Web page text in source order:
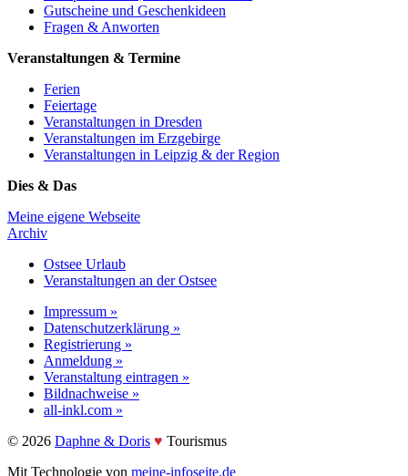
Gutscheine und Geschenkideen
Fragen & Anworten
Veranstaltungen & Termine
Ferien
Feiertage
Veranstaltungen in Dresden
Veranstaltungen im Erzgebirge
Veranstaltungen in Leipzig & der Region
Dies & Das
Meine eigene Webseite
Archiv
Ostsee Urlaub
Veranstaltungen an der Ostsee
Impressum »
Datenschutzerklärung »
Registrierung »
Anmeldung »
Veranstaltung eintragen »
Bildnachweise »
all-inkl.com »
©️ 2026 Daphne & Doris ♥️ Tourismus
Mit Technologie von meine-infoseite.de